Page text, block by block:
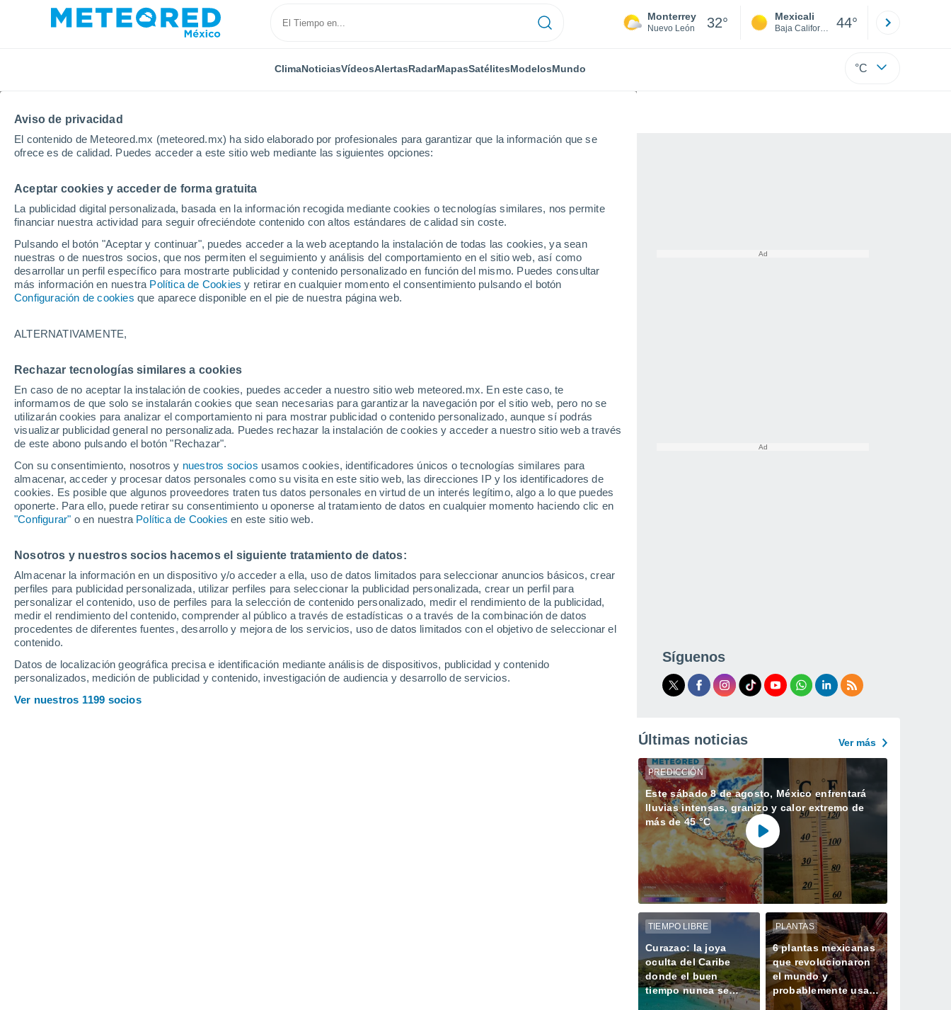
Aviso de privacidad
El contenido de Meteored.mx (meteored.mx) ha sido elaborado por profesionales para garantizar que la información que se
ofrece es de calidad. Puedes acceder a este sitio web mediante las siguientes opciones:
Aceptar cookies y acceder de forma gratuita
La publicidad digital personalizada, basada en la información recogida mediante cookies o tecnologías similares, nos permite
financiar nuestra actividad para seguir ofreciéndote contenido con altos estándares de calidad sin coste.
Pulsando el botón "Aceptar y continuar", puedes acceder a la web aceptando la instalación de todas las cookies, ya sean
nuestras o de nuestros socios, que nos permiten el seguimiento y análisis del comportamiento en el sitio web, así como
desarrollar un perfil específico para mostrarte publicidad y contenido personalizado en función del mismo. Puedes consultar
más información en nuestra Política de Cookies y retirar en cualquier momento el consentimiento pulsando el botón
Configuración de cookies que aparece disponible en el pie de nuestra página web.
ALTERNATIVAMENTE,
Rechazar tecnologías similares a cookies
En caso de no aceptar la instalación de cookies, puedes acceder a nuestro sitio web meteored.mx. En este caso, te
informamos de que solo se instalarán cookies que sean necesarias para garantizar la navegación por el sitio web, pero no se
utilizarán cookies para analizar el comportamiento ni para mostrar publicidad o contenido personalizado, aunque sí podrás
visualizar publicidad general no personalizada. Puedes rechazar la instalación de cookies y acceder a nuestro sitio web a través
de este abono pulsando el botón "Rechazar".
Con su consentimiento, nosotros y nuestros socios usamos cookies, identificadores únicos o tecnologías similares para
almacenar, acceder y procesar datos personales como su visita en este sitio web, las direcciones IP y los identificadores de
cookies. Es posible que algunos proveedores traten tus datos personales en virtud de un interés legítimo, algo a lo que puedes
oponerte. Para ello, puede retirar su consentimiento u oponerse al tratamiento de datos en cualquier momento haciendo clic en
"Configurar" o en nuestra Política de Cookies en este sitio web.
Nosotros y nuestros socios hacemos el siguiente tratamiento de datos:
Almacenar la información en un dispositivo y/o acceder a ella, uso de datos limitados para seleccionar anuncios básicos, crear
perfiles para publicidad personalizada, utilizar perfiles para seleccionar la publicidad personalizada, crear un perfil para
personalizar el contenido, uso de perfiles para la selección de contenido personalizado, medir el rendimiento de la publicidad,
medir el rendimiento del contenido, comprender al público a través de estadísticas o a través de la combinación de datos
procedentes de diferentes fuentes, desarrollo y mejora de los servicios, uso de datos limitados con el objetivo de seleccionar el
contenido.
Datos de localización geográfica precisa e identificación mediante análisis de dispositivos, publicidad y contenido
personalizados, medición de publicidad y contenido, investigación de audiencia y desarrollo de servicios.
Ver nuestros 1199 socios
Monterrey
Nuevo León 32° Mexicali
Baja California 44°
ClimaNoticiasVídeosAlertasRadarMapasSatélitesModelosMundo °C
La vacuna de esta temporada invernal protege
contra cuatro virus de influenza
Esta temporada invernal 2023-2024, por primera vez la vacunación contra
influenza en el sector público en México será tetravalente. Te contamos más a
continuación en el siguiente artículo
Síguenos
Últimas noticias Ver más
PREDICCIÓN
Este sábado 8 de agosto, México enfrentará
lluvias intensas, granizo y calor extremo de
más de 45 °C
TIEMPO LIBRE
Curazao: la joya
oculta del Caribe
donde el buen
tiempo nunca se
acaba
PLANTAS
6 plantas mexicanas
que revolucionaron
el mundo y
probablemente usas
todos los días